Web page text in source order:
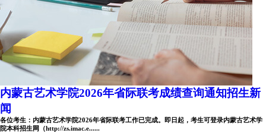
内蒙古艺术学院2026年省际联考成绩查询通知招生新
闻
各位考生：内蒙古艺术学院2026年省际联考工作已完成。即日起，考生可登录内蒙古艺术学
院本科招生网（http://zs.imac.e......